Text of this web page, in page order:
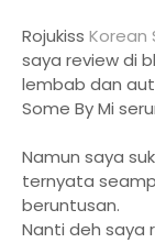
Rojukiss Korean
saya review di
lembab dan
Some By Mi
Namun saya
ternyata
beruntusan.
Nanti deh saya